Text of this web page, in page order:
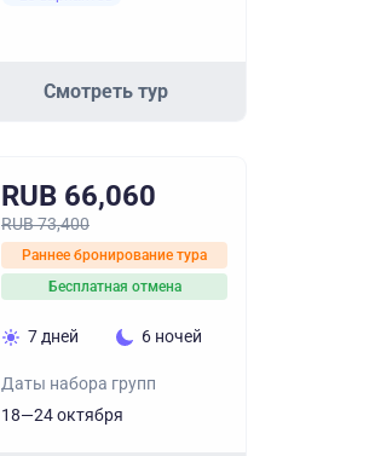
Смотреть тур
RUB 66,060
RUB 73,400
Раннее бронирование тура
Бесплатная отмена
7 дней 6 ночей
Даты набора групп
18—24 октября